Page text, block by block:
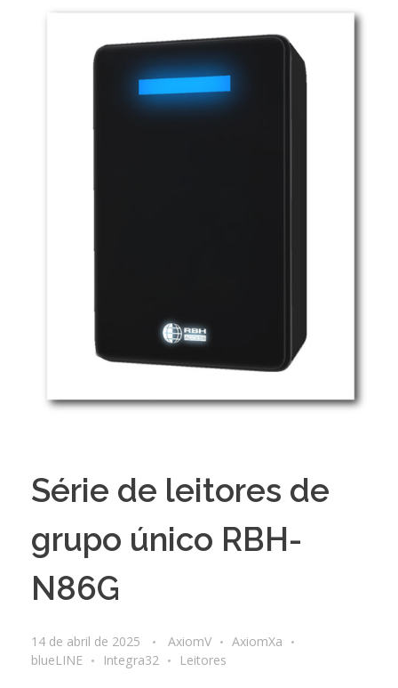
Série de leitores de
grupo único RBH-
N86G
14 de abril de 2025 AxiomV
AxiomXa
blueLINE
Integra32 Leitores